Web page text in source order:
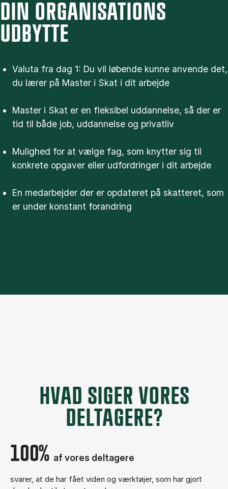
DIN ORGANISATIONS
UDBYTTE
Valuta fra dag 1: Du vil løbende kunne anvende det,
du lærer på Master i Skat i dit arbejde
Master i Skat er en fleksibel uddannelse, så der er
tid til både job, uddannelse og privatliv
Mulighed for at vælge fag, som knytter sig til
konkrete opgaver eller udfordringer i dit arbejde
En medarbejder der er opdateret på skatteret, som
er under konstant forandring
HVAD SIGER VORES
DELTAGERE?
100% af vores deltagere
svarer, at de har fået viden og værktøjer, som har gjort